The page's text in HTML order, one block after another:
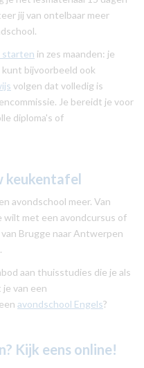
jij van ontelbaar meer
starten in zes maanden: je
bijvoorbeeld ook
volgen dat volledig is
Je bereidt je voor
diploma's of
keukentafel
avondschool meer. Van
met een avondcursus of
Brugge naar Antwerpen
aan thuisstudies die je als
van een
avondschool Engels?
Kijk eens online!